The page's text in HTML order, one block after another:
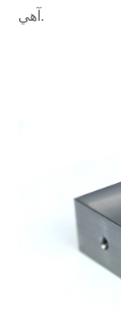
آهي.